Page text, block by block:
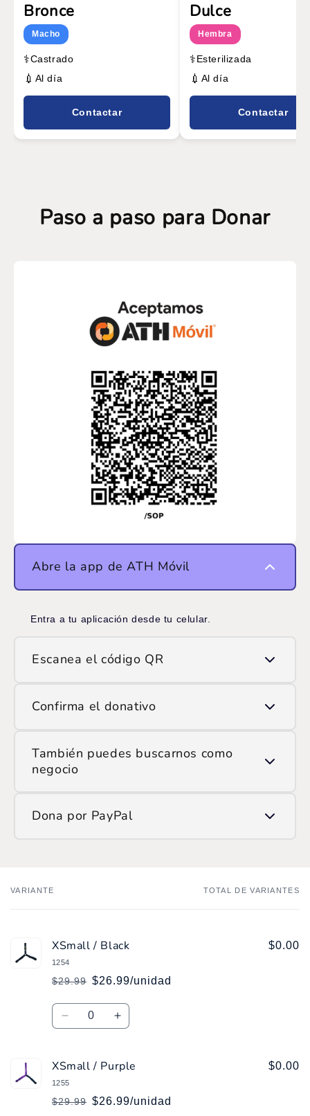
Bronce
Macho
⚕️Castrado
💉 Al día
Contactar
Dulce
Hembra
⚕️Esterilizada
💉 Al día
Contactar
Paso a paso para Donar
Abre la app de ATH Móvil
Entra a tu aplicación desde tu celular.
Escanea el código QR
Usa la opción de escanear QR y apunta la cámara
Confirma el donativo
Ingresa el monto que deseas donar y confirma la
transacción.
También puedes buscarnos como
negocio
Si prefieres hacerlo manualmente, encuéntranos en
ATH Móvil como:
Dona por PayPal
Tu
VARIANTE TOTAL DE VARIANTES
XSmall / Black
1254
Precio
habitual
$29.99
Precio
de
oferta
$26.99/unidad
$0.00
Cantidad
Reducir
XSmall
/
Black
Aumentar
XSmall
Black
XSmall / Purple
1255
Precio
$29.99
Precio
$26.99/unidad
$0.00